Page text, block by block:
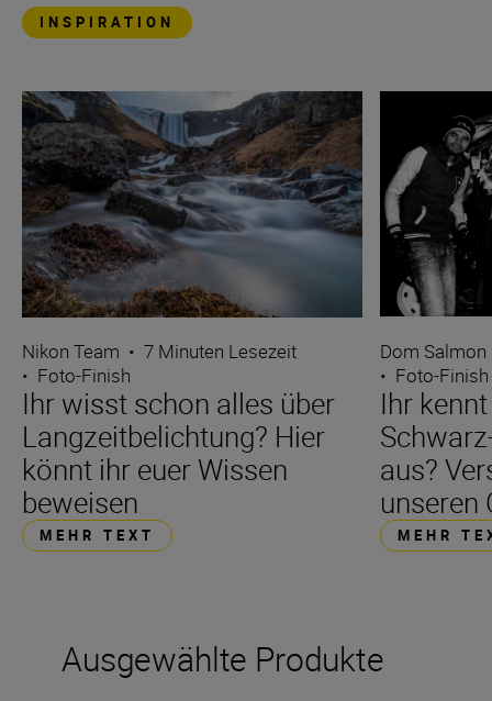
INSPIRATION
Nikon Team • 7 Minuten Lesezeit
• Foto-Finish
Ihr wisst schon alles über
Langzeitbelichtung? Hier
könnt ihr euer Wissen
beweisen
MEHR TEXT
Dom Salmon
• Foto-Finish
Ihr
aus?
unseren
MEHR
Ausgewählte Produkte